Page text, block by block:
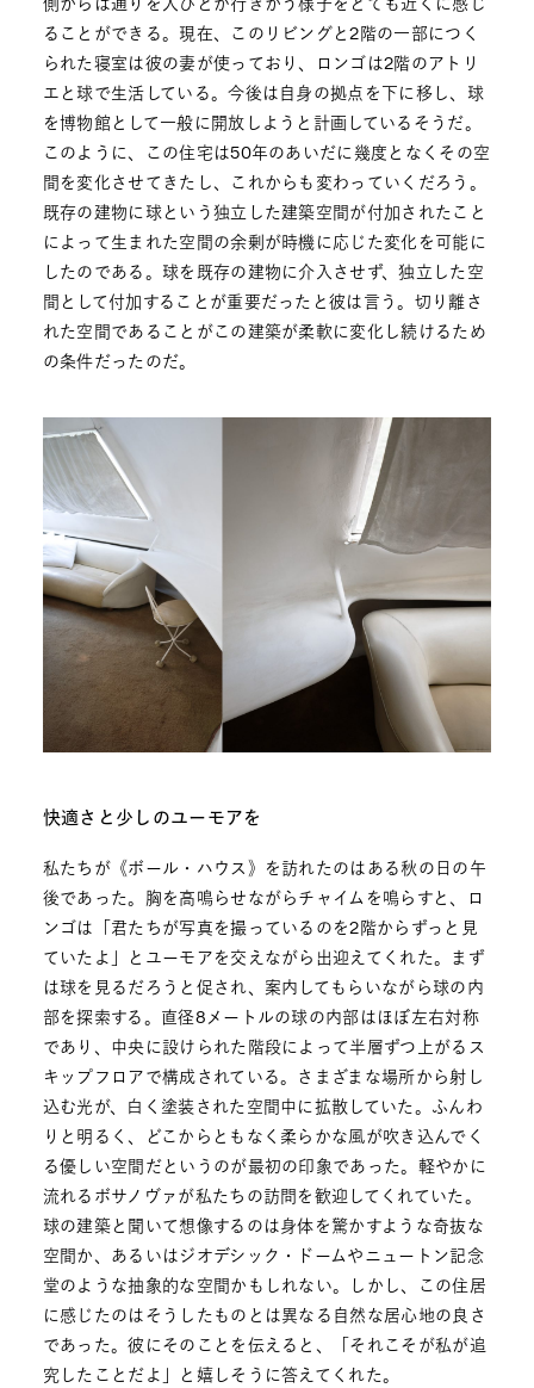
ることができる。現在、このリビングと2階の一部につく
られた寝室は彼の妻が使っており、ロンゴは2階のアトリ
エと球で生活している。今後は自身の拠点を下に移し、球
を博物館として一般に開放しようと計画しているそうだ。
このように、この住宅は50年のあいだに幾度となくその空
間を変化させてきたし、これからも変わっていくだろう。
既存の建物に球という独立した建築空間が付加されたこと
によって生まれた空間の余剰が時機に応じた変化を可能に
したのである。球を既存の建物に介入させず、独立した空
間として付加することが重要だったと彼は言う。切り離さ
れた空間であることがこの建築が柔軟に変化し続けるため
の条件だったのだ。
快適さと少しのユーモアを
私たちが《ボール・ハウス》を訪れたのはある秋の日の午
後であった。胸を高鳴らせながらチャイムを鳴らすと、ロ
ンゴは「君たちが写真を撮っているのを2階からずっと見
ていたよ」とユーモアを交えながら出迎えてくれた。まず
は球を見るだろうと促され、案内してもらいながら球の内
部を探索する。直径8メートルの球の内部はほぼ左右対称
であり、中央に設けられた階段によって半層ずつ上がるス
キップフロアで構成されている。さまざまな場所から射し
込む光が、白く塗装された空間中に拡散していた。ふんわ
りと明るく、どこからともなく柔らかな風が吹き込んでく
る優しい空間だというのが最初の印象であった。軽やかに
流れるボサノヴァが私たちの訪問を歓迎してくれていた。
球の建築と聞いて想像するのは身体を驚かすような奇抜な
空間か、あるいはジオデシック・ドームやニュートン記念
堂のような抽象的な空間かもしれない。しかし、この住居
に感じたのはそうしたものとは異なる自然な居心地の良さ
であった。彼にそのことを伝えると、「それこそが私が追
究したことだよ」と嬉しそうに答えてくれた。